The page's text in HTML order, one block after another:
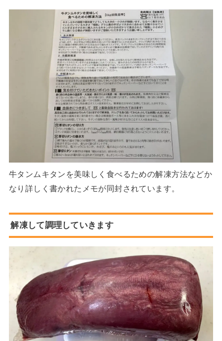
牛タンムキタンを美味しく食べるための解凍方法などか
なり詳しく書かれたメモが同封されています。
解凍して調理していきます